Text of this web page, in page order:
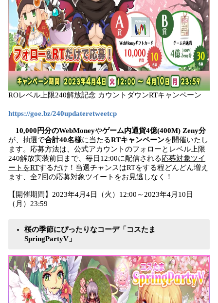
ROレベル上限240解放記念 カウントダウンRTキャンペーン
https://goe.bz/240updateretweetcp
10,000円分のWebMoneyやゲーム内通貨4億(400M) Zeny分
が、抽選で合計40名様に当たるRTキャンペーンを開催いたし
ます。応募方法は、公式アカウントのフォローとレベル上限
240解放実装前日まで、毎日12:00に配信される応募対象ツイ
ートをRTするだけ！当選チャンスはRTをする程どんどん増え
ます、全7回の応募対象ツイートをお見逃しなく！
【開催期間】2023年4月4日（火）12:00～2023年4月10日
（月）23:59
桜の季節にぴったりなコーデ「コスたま
SpringPartyV」